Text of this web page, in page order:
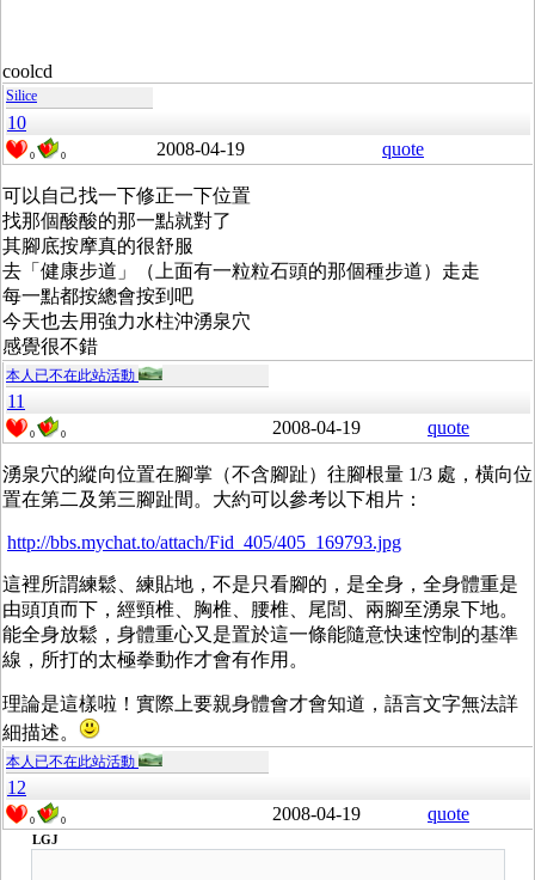
coolcd
Silice
10
0 0 2008-04-19 quote
可以自己找一下修正一下位置
找那個酸酸的那一點就對了
其腳底按摩真的很舒服
去「健康步道」（上面有一粒粒石頭的那個種步道）走走
每一點都按總會按到吧
今天也去用強力水柱沖湧泉穴
感覺很不錯
本人已不在此站活動
11
0 0 2008-04-19 quote
湧泉穴的縱向位置在腳掌（不含腳趾）往腳根量 1/3 處，橫向位
置在第二及第三腳趾間。大約可以參考以下相片：
http://bbs.mychat.to/attach/Fid_405/405_169793.jpg
這裡所謂練鬆、練貼地，不是只看腳的，是全身，全身體重是
由頭頂而下，經頸椎、胸椎、腰椎、尾閭、兩腳至湧泉下地。
能全身放鬆，身體重心又是置於這一條能隨意快速悾制的基準
線，所打的太極拳動作才會有作用。
理論是這樣啦！實際上要親身體會才會知道，語言文字無法詳
細描述。
本人已不在此站活動
12
0 0 2008-04-19 quote
LGJ